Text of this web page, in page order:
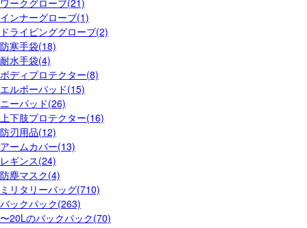
ワークグローブ(21)
インナーグローブ(1)
ドライビンググローブ(2)
防寒手袋(18)
耐水手袋(4)
ボディプロテクター(8)
エルボーパッド(15)
ニーパッド(26)
上下肢プロテクター(16)
防刃用品(12)
アームカバー(13)
レギンス(24)
防塵マスク(4)
ミリタリーバッグ(710)
バックパック(263)
〜20Lのバックパック(70)